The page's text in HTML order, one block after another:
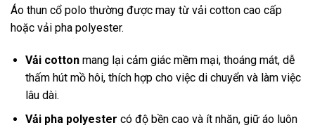
Áo thun cổ polo thường được may từ vải cotton cao cấp
hoặc vải pha polyester.
Vải cottonmang lại cảm giác mềm mại, thoáng mát, dễ
thấm hút mồ hôi, thích hợp cho việc di chuyển và làm việc
lâu dài.
Vải pha polyester có độ bền cao và ít nhăn, giữ áo luôn